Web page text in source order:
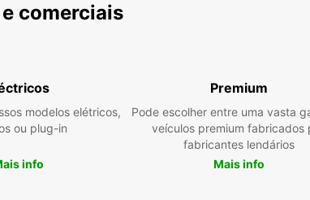
comerciais
modelos elétricos,
ou plug-in
info
Premium
Pode escolher entre uma vasta
veículos premium fabricados
fabricantes lendários
Mais info